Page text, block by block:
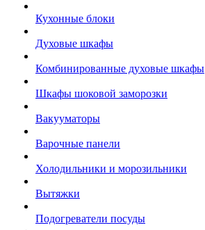
Кухонные блоки
Духовые шкафы
Комбинированные духовые шкафы
Шкафы шоковой заморозки
Вакууматоры
Варочные панели
Холодильники и морозильники
Вытяжки
Подогреватели посуды